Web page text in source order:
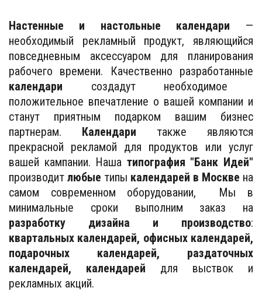
Настенные и настольные календари —
необходимый рекламный продукт, являющийся
повседневным аксессуаром для планирования
рабочего времени. Качественно разработанные
календари создадут необходимое
положительное впечатление о вашей компании и
станут приятным подарком вашим бизнес
партнерам. Календари также являются
прекрасной рекламой для продуктов или услуг
вашей кампании. Наша типография "Банк Идей"
производит любые типы календарей в Москве на
самом современном оборудовании, Мы в
минимальные сроки выполним заказ на
разработку дизайна и производство:
квартальных календарей, офисных календарей,
подарочных календарей, раздаточных
календарей, календарей для выствок и
рекламных акций.